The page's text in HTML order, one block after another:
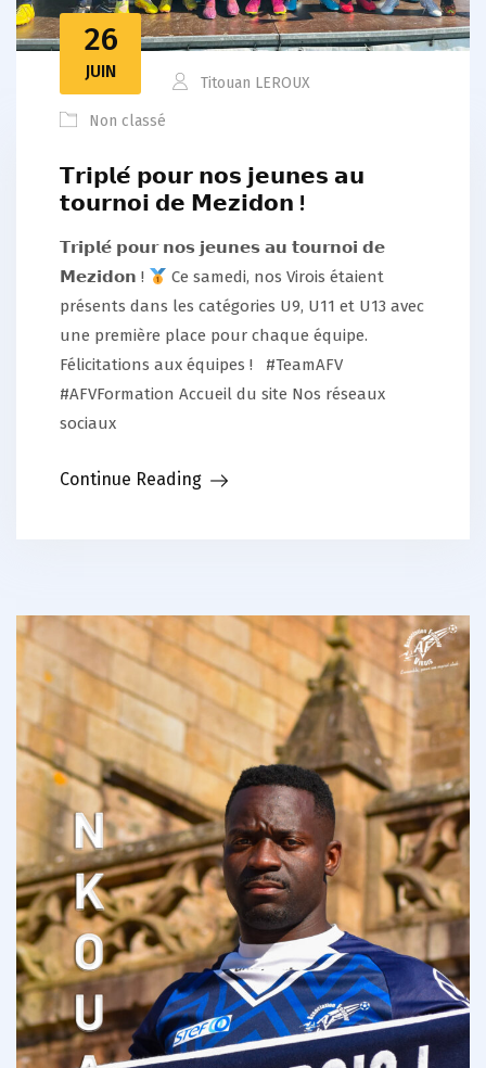
26
JUIN
Titouan LEROUX
Non classé
𝗧𝗿𝗶𝗽𝗹𝗲́ 𝗽𝗼𝘂𝗿 𝗻𝗼𝘀 𝗷𝗲𝘂𝗻𝗲𝘀 𝗮𝘂
𝘁𝗼𝘂𝗿𝗻𝗼𝗶 𝗱𝗲 𝗠𝗲𝘇𝗶𝗱𝗼𝗻 !
𝗧𝗿𝗶𝗽𝗹𝗲́ 𝗽𝗼𝘂𝗿 𝗻𝗼𝘀 𝗷𝗲𝘂𝗻𝗲𝘀 𝗮𝘂 𝘁𝗼𝘂𝗿𝗻𝗼𝗶 𝗱𝗲
𝗠𝗲𝘇𝗶𝗱𝗼𝗻 !
Ce samedi, nos Virois étaient
présents dans les catégories U9, U11 et U13 avec
une première place pour chaque équipe.
Félicitations aux équipes ! #TeamAFV
#AFVFormation Accueil du site Nos réseaux
sociaux
Continue Reading